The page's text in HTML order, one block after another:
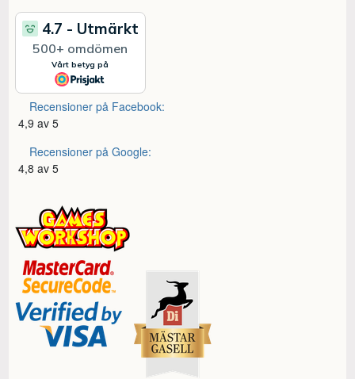
Recensioner på Facebook:
4,9 av 5
Recensioner på Google:
4,8 av 5